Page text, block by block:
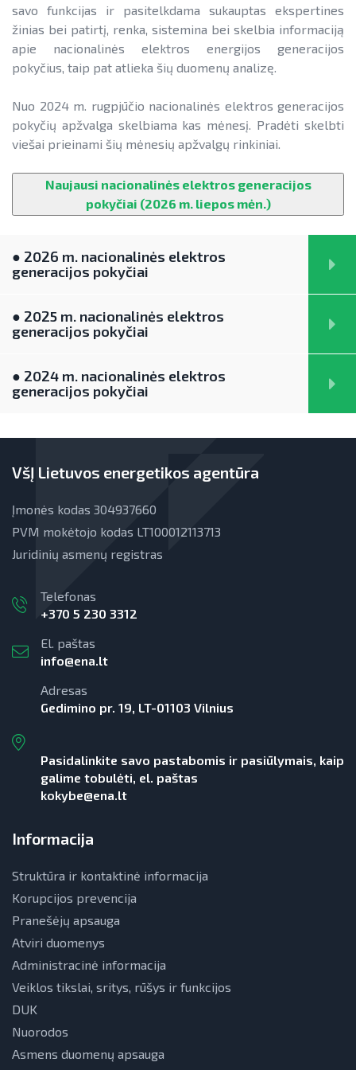
Reklaminiai paveikslėliai (baneriai)
paramai viešinti
Pažangos skatinant AEI plėtrą
ataskaitos ir kiti dokumentai
Informacija apie AEI sistemas ir
įrenginius
atestavimo sistema
Savivaldybių AIE naudojimo plėtros
Rekomendacijos saulės elektrinėms
Procedūros ir leidimai
Teisinė aplinka
Gamtinių dujų sektorius
Degalų ir naftos sektorius
Kelių transporto sektorius
Šilumos energijos ir biokuro sektorius
Informacija apie paslaugų teikimą
LIFE IP EnerLIT
ENSMOV Plus
PA Energy
LEAPto11
»Projektų archyvas«
Pažangos įgyvendinant EVE tikslus
Energijos tiekėjų ir įmonių sutaupymo
Energijos vartojimo auditas
EVE skatinimo ir viešinimo darbai
EVE vertinimo įrankiai
Viešuosius interesus atitinkančių
paslaugų diferencijavimas
Viešųjų pastatų atnaujinimas
nepriklausomų elektros energijos tiekėjų pasiūlymų
apžvalgos (savaitės)
nacionalinės elektros generacijos pokyčių
elektros energijos kainų ES šalyse apžvalgos
(mėnesio)
GAMTINIŲ DUJŲ SEKTORIUS
DEGALŲ IR NAFTOS SEKTORIUS
KELIŲ TRANSPORTO SEKTORIUS
savo funkcijas ir pasitelkdama sukauptas ekspertines
žinias bei patirtį, renka, sistemina bei skelbia informaciją
apie nacionalinės elektros energijos generacijos
pokyčius, taip pat atlieka šių duomenų analizę.
Nuo 2024 m. rugpjūčio nacionalinės elektros generacijos
pokyčių apžvalga skelbiama kas mėnesį. Pradėti skelbti
viešai prieinami šių mėnesių apžvalgų rinkiniai.
Naujausi nacionalinės elektros generacijos
pokyčiai (2026 m. liepos mėn.)
● 2026 m. nacionalinės elektros
generacijos pokyčiai
● 2025 m. nacionalinės elektros
generacijos pokyčiai
● 2024 m. nacionalinės elektros
generacijos pokyčiai
VšĮ Lietuvos energetikos agentūra
Įmonės kodas 304937660
PVM mokėtojo kodas LT100012113713
Juridinių asmenų registras
Telefonas
+370 5 230 3312
El. paštas
info@ena.lt
Adresas
Gedimino pr. 19, LT-01103 Vilnius
Pasidalinkite savo pastabomis ir pasiūlymais, kaip
galime tobulėti, el. paštas
kokybe@ena.lt
Informacija
Struktūra ir kontaktinė informacija
Korupcijos prevencija
Pranešėjų apsauga
Atviri duomenys
Administracinė informacija
Veiklos tikslai, sritys, rūšys ir funkcijos
DUK
Nuorodos
Asmens duomenų apsauga